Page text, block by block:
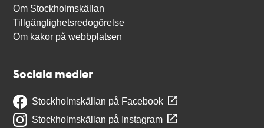
Om Stockholmskällan
Tillgänglighetsredogörelse
Om kakor på webbplatsen
Sociala medier
Stockholmskällan på Facebook
Stockholmskällan på Instagram